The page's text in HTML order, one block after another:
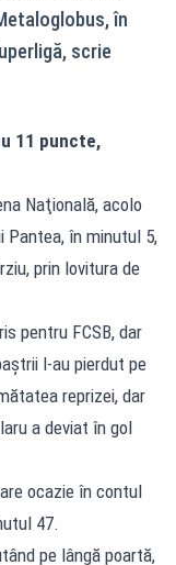
în
scrie
11 puncte,
Naţională, acolo
Pantea, în minutul 5,
prin lovitura de
pentru FCSB, dar
l-au pierdut pe
reprizei, dar
a deviat în gol
ocazie în contul
47.
pe lângă poartă,